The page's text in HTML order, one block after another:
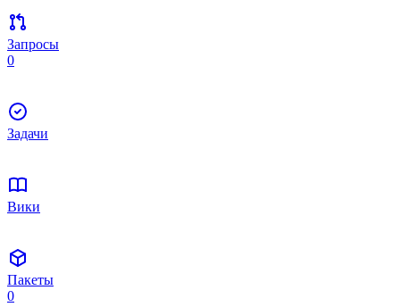
Запросы
0
Задачи
Вики
Пакеты
0